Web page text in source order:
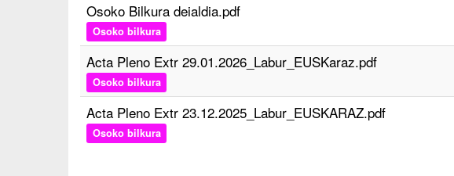
Osoko Bilkura deialdia.pdf
Osoko bilkura
Acta Pleno Extr 29.01.2026_Labur_EUSKaraz.pdf
Osoko bilkura
Acta Pleno Extr 23.12.2025_Labur_EUSKARAZ.pdf
Osoko bilkura